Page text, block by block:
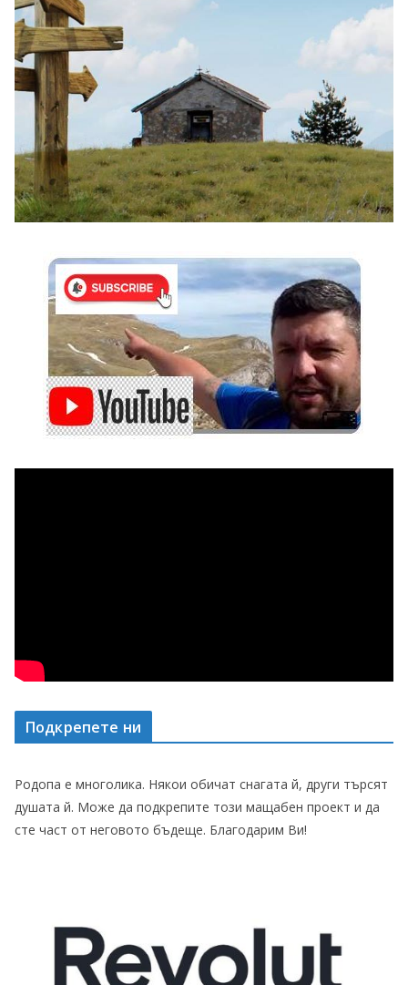
Подкрепете ни
Родопа е многолика. Някои обичат снагата й, други търсят
душата й. Може да подкрепите този мащабен проект и да
сте част от неговото бъдеще. Благодарим Ви!